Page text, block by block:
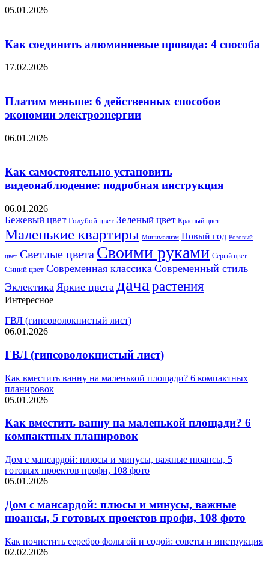
05.01.2026
Как соединить алюминиевые провода: 4 способа
17.02.2026
Платим меньше: 6 действенных способов
экономии электроэнергии
06.01.2026
Как самостоятельно установить
видеонаблюдение: подробная инструкция
06.01.2026
Бежевый цвет Голубой цвет Зеленый цвет Красный цвет
Маленькие квартиры Минимализм Новый год Розовый
цвет Светлые цвета Своими руками Серый цвет
Синий цвет Современная классика Современный стиль
Эклектика Яркие цвета дача растения
Интересное
ГВЛ (гипсоволокнистый лист)
06.01.2026
ГВЛ (гипсоволокнистый лист)
Как вместить ванну на маленькой площади? 6 компактных
планировок
05.01.2026
Как вместить ванну на маленькой площади? 6
компактных планировок
Дом с мансардой: плюсы и минусы, важные нюансы, 5
готовых проектов профи, 108 фото
05.01.2026
Дом с мансардой: плюсы и минусы, важные
нюансы, 5 готовых проектов профи, 108 фото
Как почистить серебро фольгой и содой: советы и инструкция
02.02.2026